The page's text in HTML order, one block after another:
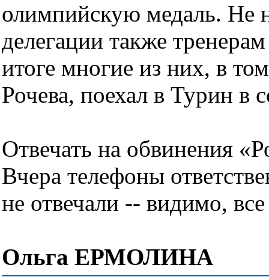
олимпийскую медаль. Не
делегации также
итоге многие из них, в
Рочева, поехал в Турин в
Отвечать на обвинения
Вчера телефоны
не отвечали -- видимо,
Ольга ЕРМОЛИНА